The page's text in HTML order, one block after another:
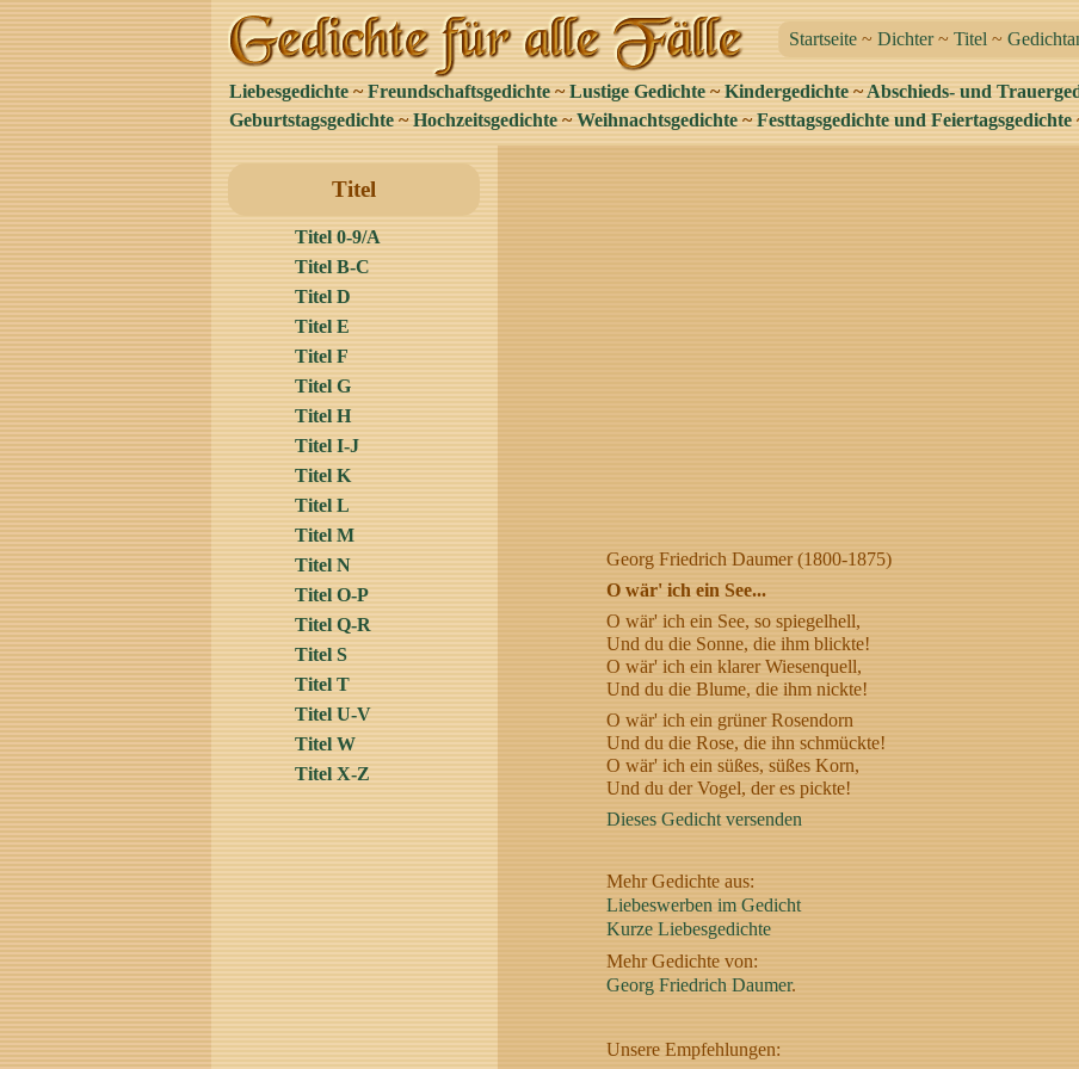
Startseite ~ Dichter~ Titel ~
Liebesgedichte ~ Freundschaftsgedichte ~ Lustige Gedichte ~ Kindergedichte ~ Abschieds- und
Geburtstagsgedichte ~ Hochzeitsgedichte ~ Weihnachtsgedichte ~ Festtagsgedichte und Feiertagsgedichte
Georg Friedrich Daumer (1800-1875)
O wär' ich ein See...
O wär' ich ein See, so spiegelhell,
Und du die Sonne, die ihm blickte!
O wär' ich ein klarer Wiesenquell,
Und du die Blume, die ihm nickte!
O wär' ich ein grüner Rosendorn
Und du die Rose, die ihn schmückte!
O wär' ich ein süßes, süßes Korn,
Und du der Vogel, der es pickte!
Dieses Gedicht versenden
Mehr Gedichte aus:
Liebeswerben im Gedicht
Kurze Liebesgedichte
Mehr Gedichte von:
Georg Friedrich Daumer.
Unsere Empfehlungen:
Titel
Titel 0-9/A
Titel B-C
Titel D
Titel E
Titel F
Titel G
Titel H
Titel I-J
Titel K
Titel L
Titel M
Titel N
Titel O-P
Titel Q-R
Titel S
Titel T
Titel U-V
Titel W
Titel X-Z